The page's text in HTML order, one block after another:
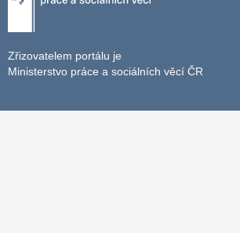
Zřizovatelem portálu je
Ministerstvo práce a sociálních věcí ČR